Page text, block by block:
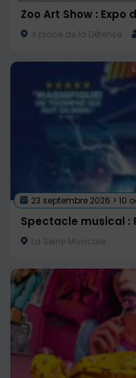
Zoo Art Show : Expo
4 place de la Défense
23 septembre 2026 > 10
Spectacle musical :
La Seine Musicale